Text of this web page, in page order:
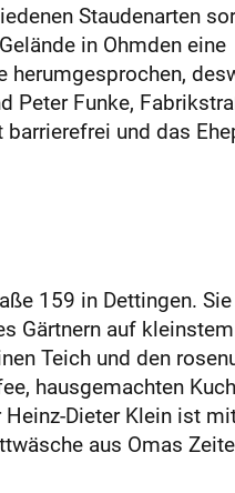
Staudenarten
in Ohmden eine
herumgesprochen,
Peter Funke,
und das
159 in Dettingen.
Gärtnern auf
Teich und den
hausgemachten
Dieter Klein ist
aus Omas